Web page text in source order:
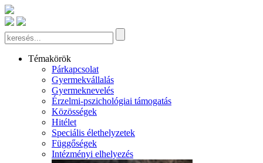
Témakörök
Párkapcsolat
Gyermekvállalás
Gyermeknevelés
Érzelmi-pszichológiai támogatás
Közösségek
Hitélet
Speciális élethelyzetek
Függőségek
Intézményi elhelyezés